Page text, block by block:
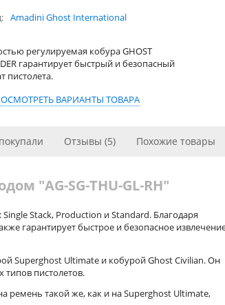
Amadini Ghost International
регулируемая кобура GHOST
гарантирует быстрый и безопасный
пистолета.
ВАРИАНТЫ ТОВАРА
Отзывы (5) Похожие товары
"AG-SG-THU-GL-RH"
Stack, Production и Standard. Благодаря
гарантирует быстрое и безопасное
Superghost Ultimate и кобурой Ghost Civilian. Он
пистолетов.
ремень такой же, как и на Superghost Ultimate,